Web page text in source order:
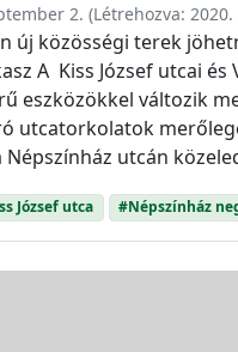
2. (Létrehozva:
új közösségi terek
A Kiss József utcai és
eszközökkel változik
utcatorkolatok
utcán
József utca #Népszínház